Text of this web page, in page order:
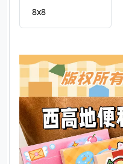
8x8